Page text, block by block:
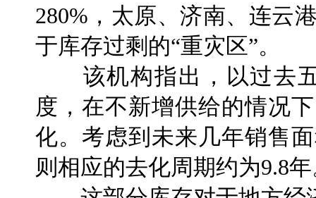
280%，太原、济南、连云
于库存过剩的“重灾区”。
该机构指出，以过去五
度，在不新增供给的情况
化。考虑到未来几年销售
则相应的去化周期约为9.8